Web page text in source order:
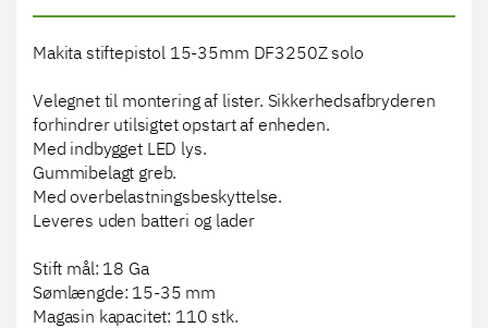
Makita stiftepistol 15-35mm DF3250Z solo
Velegnet til montering af lister. Sikkerhedsafbryderen
forhindrer utilsigtet opstart af enheden.
Med indbygget LED lys.
Gummibelagt greb.
Med overbelastningsbeskyttelse.
Leveres uden batteri og lader
Stift mål: 18 Ga
Sømlængde: 15-35 mm
Magasin kapacitet: 110 stk.